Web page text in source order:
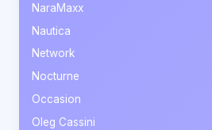
NaraMaxx
Nautica
Network
Nocturne
Occasion
Oleg Cassini